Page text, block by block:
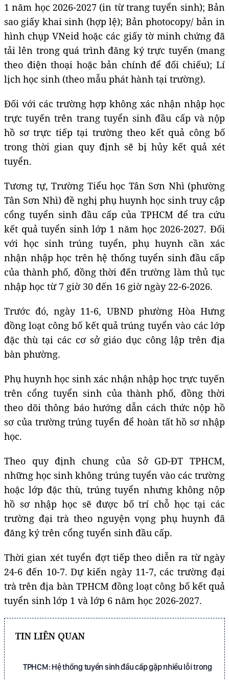
1 năm học 2026-2027 (in từ trang tuyển sinh); Bản
sao giấy khai sinh (hợp lệ); Bản photocopy/ bản in
hình chụp VNeid hoặc các giấy tờ minh chứng đã
tải lên trong quá trình đăng ký trực tuyến (mang
theo điện thoại hoặc bản chính để đối chiếu); Lí
lịch học sinh (theo mẫu phát hành tại trường).
Đối với các trường hợp không xác nhận nhập học
trực tuyến trên trang tuyển sinh đầu cấp và nộp
hồ sơ trực tiếp tại trường theo kết quả công bố
trong thời gian quy định sẽ bị hủy kết quả xét
tuyển.
Tương tự, Trường Tiểu học Tân Sơn Nhì (phường
Tân Sơn Nhì) đề nghị phụ huynh học sinh truy cập
cổng tuyển sinh đầu cấp của TPHCM để tra cứu
kết quả tuyển sinh lớp 1 năm học 2026-2027. Đối
với học sinh trúng tuyển, phụ huynh cần xác
nhận nhập học trên hệ thống tuyển sinh đầu cấp
của thành phố, đồng thời đến trường làm thủ tục
nhập học từ 7 giờ 30 đến 16 giờ ngày 22-6-2026.
Trước đó, ngày 11-6, UBND phường Hòa Hưng
đồng loạt công bố kết quả trúng tuyển vào các lớp
đặc thù tại các cơ sở giáo dục công lập trên địa
bàn phường.
Phụ huynh học sinh xác nhận nhập học trực tuyến
trên cổng tuyển sinh của thành phố, đồng thời
theo dõi thông báo hướng dẫn cách thức nộp hồ
sơ của trường trúng tuyển để hoàn tất hồ sơ nhập
học.
Theo quy định chung của Sở GD-ĐT TPHCM,
những học sinh không trúng tuyển vào các trường
hoặc lớp đặc thù, trúng tuyển nhưng không nộp
hồ sơ nhập học sẽ được bố trí chỗ học tại các
trường đại trà theo nguyện vọng phụ huynh đã
đăng ký trên cổng tuyển sinh đầu cấp.
Thời gian xét tuyển đợt tiếp theo diễn ra từ ngày
24-6 đến 10-7. Dự kiến ngày 11-7, các trường đại
trà trên địa bàn TPHCM đồng loạt công bố kết quả
tuyển sinh lớp 1 và lớp 6 năm học 2026-2027.
TIN LIÊN QUAN
TPHCM: Hệ thống tuyển sinh đầu cấp gặp nhiều lỗi trong